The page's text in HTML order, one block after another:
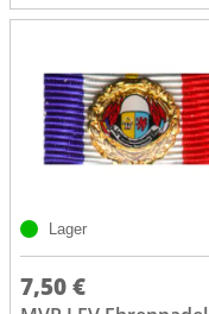
Lager
7,50 €